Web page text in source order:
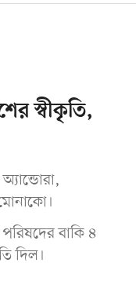
স্বীকৃতি,
পরিষদের বাকি ৪
দিল।